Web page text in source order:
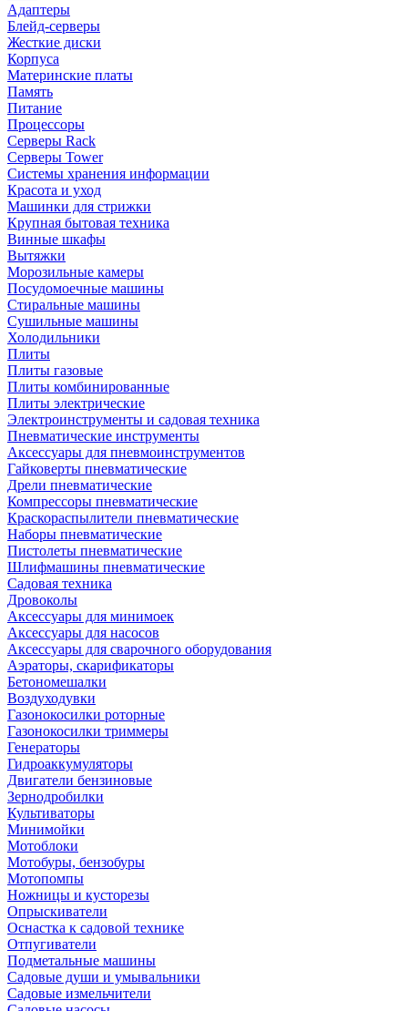
Адаптеры
Блейд-серверы
Жесткие диски
Корпуса
Материнские платы
Память
Питание
Процессоры
Серверы Rack
Серверы Tower
Системы хранения информации
Красота и уход
Машинки для стрижки
Крупная бытовая техника
Винные шкафы
Вытяжки
Морозильные камеры
Посудомоечные машины
Стиральные машины
Сушильные машины
Холодильники
Плиты
Плиты газовые
Плиты комбинированные
Плиты электрические
Электроинструменты и садовая техника
Пневматические инструменты
Аксессуары для пневмоинструментов
Гайковерты пневматические
Дрели пневматические
Компрессоры пневматические
Краскораспылители пневматические
Наборы пневматические
Пистолеты пневматические
Шлифмашины пневматические
Садовая техника
Дровоколы
Аксессуары для минимоек
Аксессуары для насосов
Аксессуары для сварочного оборудования
Аэраторы, скарификаторы
Бетономешалки
Воздуходувки
Газонокосилки роторные
Газонокосилки триммеры
Генераторы
Гидроаккумуляторы
Двигатели бензиновые
Зернодробилки
Культиваторы
Минимойки
Мотоблоки
Мотобуры, бензобуры
Мотопомпы
Ножницы и кусторезы
Опрыскиватели
Оснастка к садовой технике
Отпугиватели
Подметальные машины
Садовые души и умывальники
Садовые измельчители